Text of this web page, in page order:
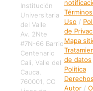
Institución
Universitaria
del Valle
Av. 2Nte
#7N-66 Barrio
Centenario
Cali, Valle del
Cauca,
760001, CO
Uso /
de
Mapa
de datos
Política
Autor/